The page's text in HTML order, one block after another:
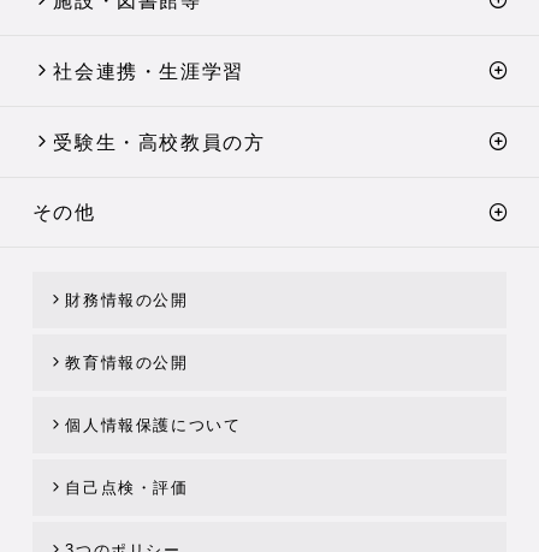
社会連携・生涯学習
受験生・高校教員の方
その他
財務情報の公開
教育情報の公開
個人情報保護について
自己点検・評価